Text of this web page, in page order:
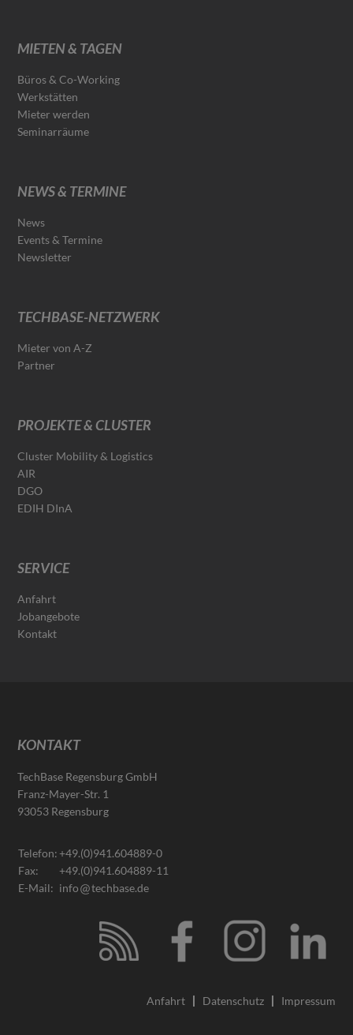
MIETEN & TAGEN
Büros & Co-Working
Werkstätten
Mieter werden
Seminarräume
NEWS & TERMINE
News
Events & Termine
Newsletter
TECHBASE-NETZWERK
Mieter von A-Z
Partner
PROJEKTE & CLUSTER
Cluster Mobility & Logistics
AIR
DGO
EDIH DInA
SERVICE
Anfahrt
Jobangebote
Kontakt
KONTAKT
TechBase Regensburg GmbH
Franz-Mayer-Str. 1
93053 Regensburg
Telefon:
Fax:
E-Mail:
+49.(0)941.604889-0
+49.(0)941.604889-11
info
techbase.de
Anfahrt Datenschutz Impressum